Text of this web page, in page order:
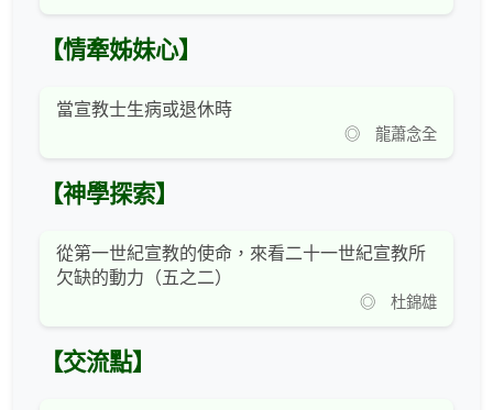
【情牽姊妹心】
當宣教士生病或退休時
◎ 龍蕭念全
【神學探索】
從第一世紀宣教的使命，來看二十一世紀宣教所
欠缺的動力（五之二）
◎ 杜錦雄
【交流點】